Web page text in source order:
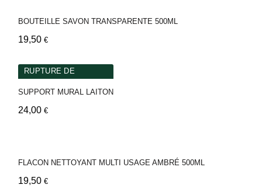
BOUTEILLE SAVON TRANSPARENTE 500ML
19,50 €
RUPTURE DE
SUPPORT MURAL LAITON
24,00 €
FLACON NETTOYANT MULTI USAGE AMBRÉ 500ML
19,50 €